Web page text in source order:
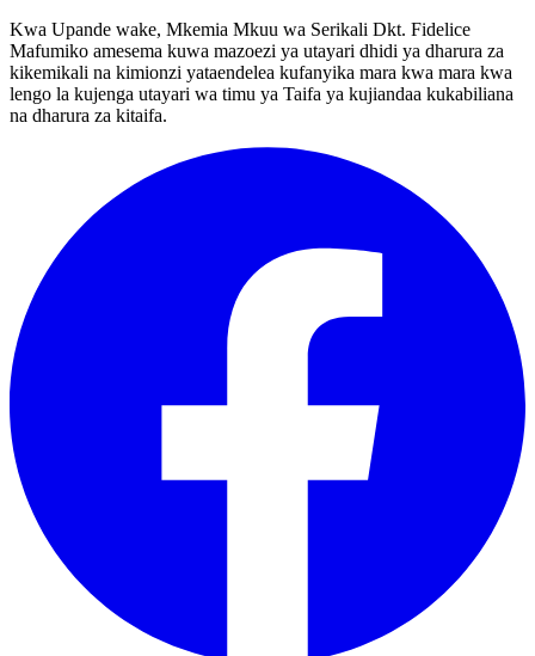
Kwa Upande wake, Mkemia Mkuu wa Serikali Dkt. Fidelice
Mafumiko amesema kuwa mazoezi ya utayari dhidi ya dharura za
kikemikali na kimionzi yataendelea kufanyika mara kwa mara kwa
lengo la kujenga utayari wa timu ya Taifa ya kujiandaa kukabiliana
na dharura za kitaifa.